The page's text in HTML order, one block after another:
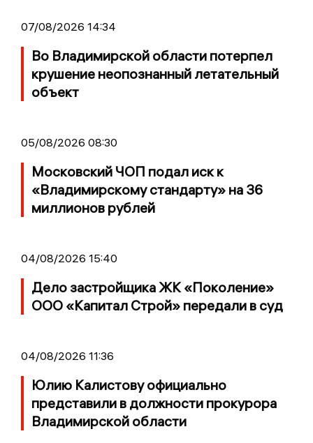
07/08/2026 14:34
Во Владимирской области потерпел
крушение неопознанный летательный
объект
05/08/2026 08:30
Московский ЧОП подал иск к
«Владимирскому стандарту» на 36
миллионов рублей
04/08/2026 15:40
Дело застройщика ЖК «Поколение»
ООО «Капитал Строй» передали в суд
04/08/2026 11:36
Юлию Калистову официально
представили в должности прокурора
Владимирской области